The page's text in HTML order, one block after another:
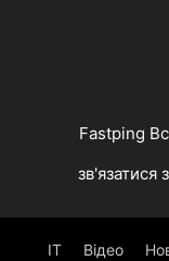
Fastping
зв'язатися
IT Відео